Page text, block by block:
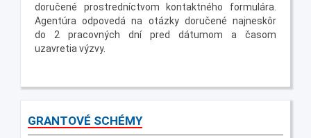
doručené prostredníctvom kontaktného formulára.
Agentúra odpovedá na otázky doručené najneskôr
do 2 pracovných dní pred dátumom a časom
uzavretia výzvy.
GRANTOVÉ SCHÉMY